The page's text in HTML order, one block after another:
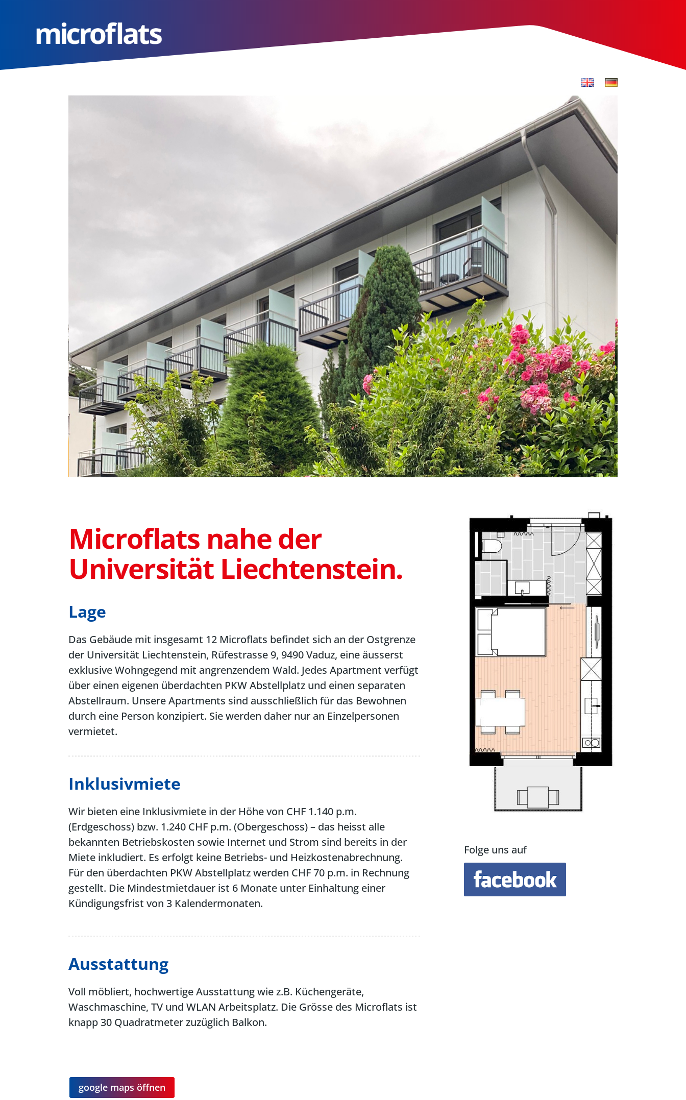
Microflats nahe der
Universität Liechtenstein.
Lage
Das Gebäude mit insgesamt 12 Microflats befindet sich an der Ostgrenze
der Universität Liechtenstein, Rüfestrasse 9, 9490 Vaduz, eine äusserst
exklusive Wohngegend mit angrenzendem Wald. Jedes Apartment verfügt
über einen eigenen überdachten PKW Abstellplatz und einen separaten
Abstellraum. Unsere Apartments sind ausschließlich für das Bewohnen
durch eine Person konzipiert. Sie werden daher nur an Einzelpersonen
vermietet.
Inklusivmiete
Wir bieten eine Inklusivmiete in der Höhe von CHF 1.140 p.m.
(Erdgeschoss) bzw. 1.240 CHF p.m. (Obergeschoss) – das heisst alle
bekannten Betriebskosten sowie Internet und Strom sind bereits in der
Miete inkludiert. Es erfolgt keine Betriebs- und Heizkostenabrechnung.
Für den überdachten PKW Abstellplatz werden CHF 70 p.m. in Rechnung
gestellt. Die Mindestmietdauer ist 6 Monate unter Einhaltung einer
Kündigungsfrist von 3 Kalendermonaten.
Ausstattung
Voll möbliert, hochwertige Ausstattung wie z.B. Küchengeräte,
Waschmaschine, TV und WLAN Arbeitsplatz. Die Grösse des Microflats ist
knapp 30 Quadratmeter zuzüglich Balkon.
Folge uns auf
google maps öffnen